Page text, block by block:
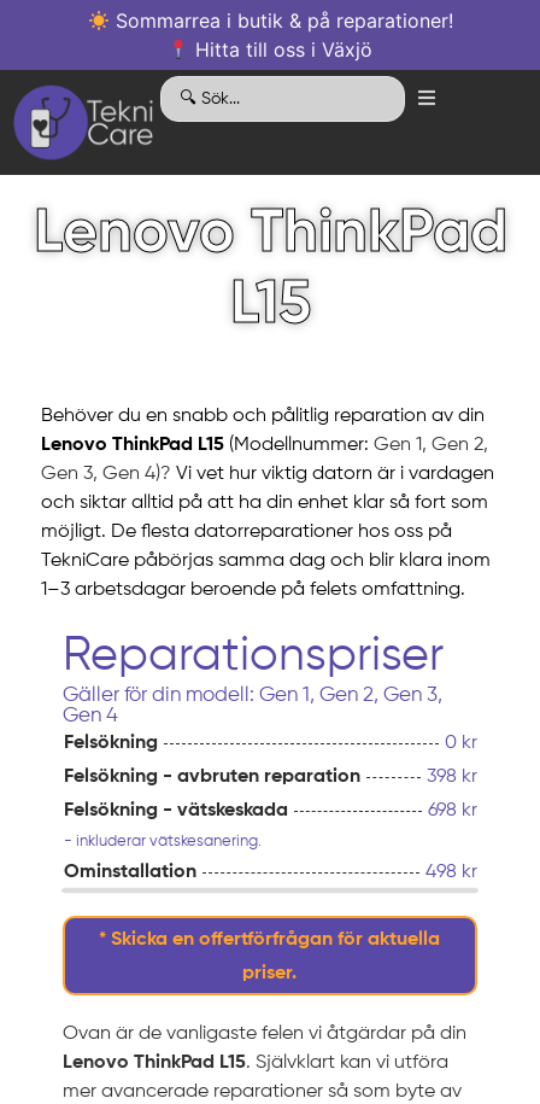
Sommarrea i butik & på reparationer!
Hitta till oss i Växjö
Lenovo ThinkPad
L15
Behöver du en snabb och pålitlig reparation av din
Lenovo ThinkPad L15 (Modellnummer: Gen 1, Gen 2,
Gen 3, Gen 4)? Vi vet hur viktig datorn är i vardagen
och siktar alltid på att ha din enhet klar så fort som
möjligt. De flesta datorreparationer hos oss på
TekniCare påbörjas samma dag och blir klara inom
1–3 arbetsdagar beroende på felets omfattning.
Reparationspriser
Gäller för din modell: Gen 1, Gen 2, Gen 3,
Gen 4
Felsökning
0 kr
Felsökning - avbruten reparation
398 kr
Felsökning - vätskeskada
698 kr
- inkluderar vätskesanering.
Ominstallation 498 kr
* Skicka en offertförfrågan för aktuella
priser.
Ovan är de vanligaste felen vi åtgärdar på din
Lenovo ThinkPad L15. Självklart kan vi utföra
mer avancerade reparationer så som byte av